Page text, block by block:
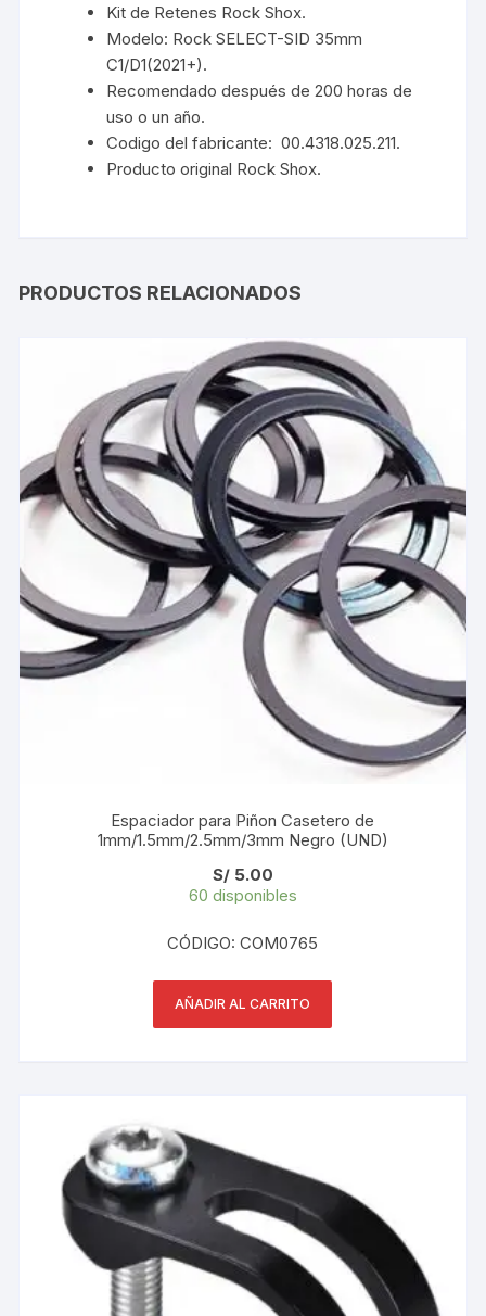
Kit de Retenes Rock Shox.
Modelo: Rock SELECT-SID 35mm
C1/D1(2021+).
Recomendado después de 200 horas de
uso o un año.
Codigo del fabricante: 00.4318.025.211.
Producto original Rock Shox.
PRODUCTOS RELACIONADOS
Espaciador para Piñon Casetero de
1mm/1.5mm/2.5mm/3mm Negro (UND)
S/5.00
60 disponibles
CÓDIGO: COM0765
AÑADIR AL CARRITO